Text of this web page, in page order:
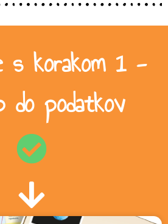
s korakom 1 -
do podatkov